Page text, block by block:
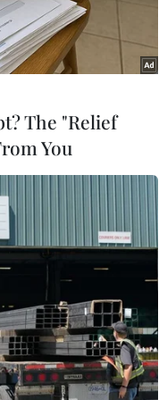
ngày 29/5/2019
thành phố Hà
số 5051/UBND-
thành phố Hà Nội
N2O và tăng
lưu hành
The "Relief
You